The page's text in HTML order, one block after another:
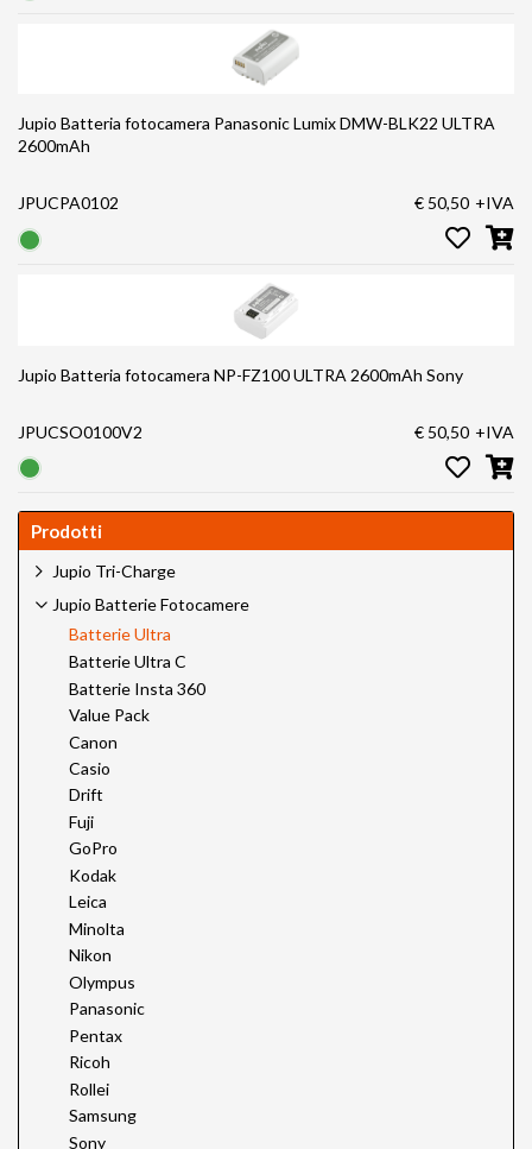
Jupio Batteria fotocamera Panasonic Lumix DMW-BLK22 ULTRA
2600mAh
JPUCPA0102 € 50,50 +IVA
Jupio Batteria fotocamera NP-FZ100 ULTRA 2600mAh Sony
JPUCSO0100V2 € 50,50 +IVA
Prodotti
Jupio Tri-Charge
Jupio Batterie Fotocamere
Batterie Ultra
Batterie Ultra C
Batterie Insta 360
Value Pack
Canon
Casio
Drift
Fuji
GoPro
Kodak
Leica
Minolta
Nikon
Olympus
Panasonic
Pentax
Ricoh
Rollei
Samsung
Sony